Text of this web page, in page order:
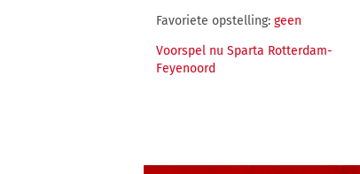
Favoriete opstelling: geen
Voorspel nu Sparta Rotterdam-
Feyenoord